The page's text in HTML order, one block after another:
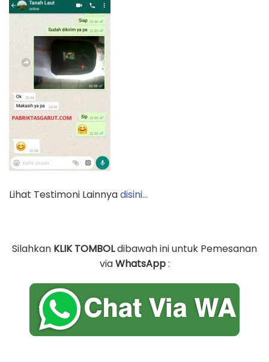
Lihat Testimoni Lainnyadisini…
Silahkan KLIK TOMBOLdibawah ini untuk Pemesanan
viaWhatsApp: